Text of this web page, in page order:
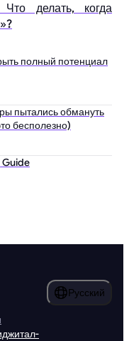
делать, когда
полный потенциал
пытались обмануть
бесполезно)
Русский